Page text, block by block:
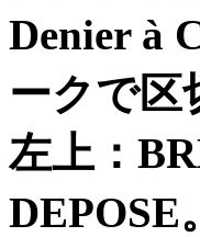
Denier à
ークで区
左上：
DEPOSE